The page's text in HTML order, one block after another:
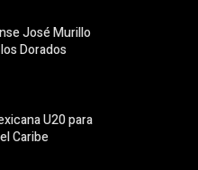
José Murillo
Dorados
U20 para
Caribe